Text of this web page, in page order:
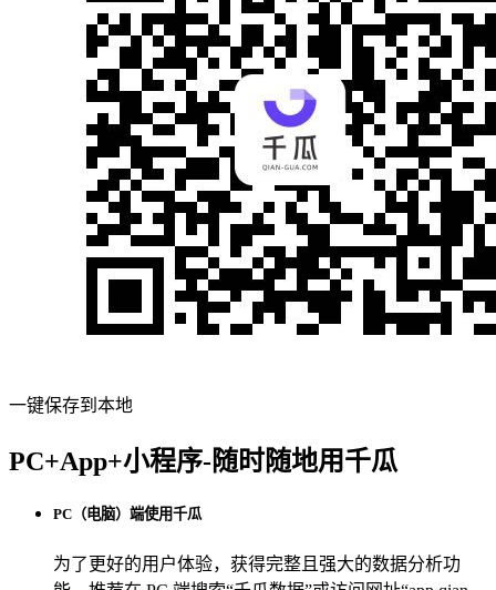
一键保存到本地
PC+App+小程序-随时随地用千瓜
PC（电脑）端使用千瓜
为了更好的用户体验，获得完整且强大的数据分析功